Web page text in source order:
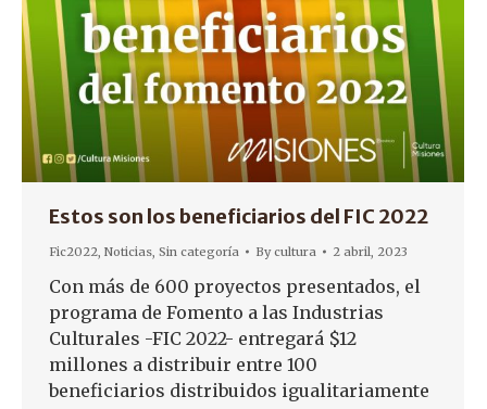
Estos son los beneficiarios del FIC 2022
Fic2022, Noticias, Sin categoría Bycultura 2 abril, 2023
Con más de 600 proyectos presentados, el
programa de Fomento a las Industrias
Culturales -FIC 2022- entregará $12
millones a distribuir entre 100
beneficiarios distribuidos igualitariamente